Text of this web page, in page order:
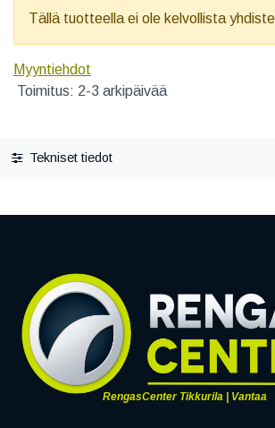
Tällä tuotteella ei ole kelvollista
Myyntiehdot
Toimitus: 2-3 arkipäivää
Tekniset tiedot
RengasCenter Tikkurila | Vantaa